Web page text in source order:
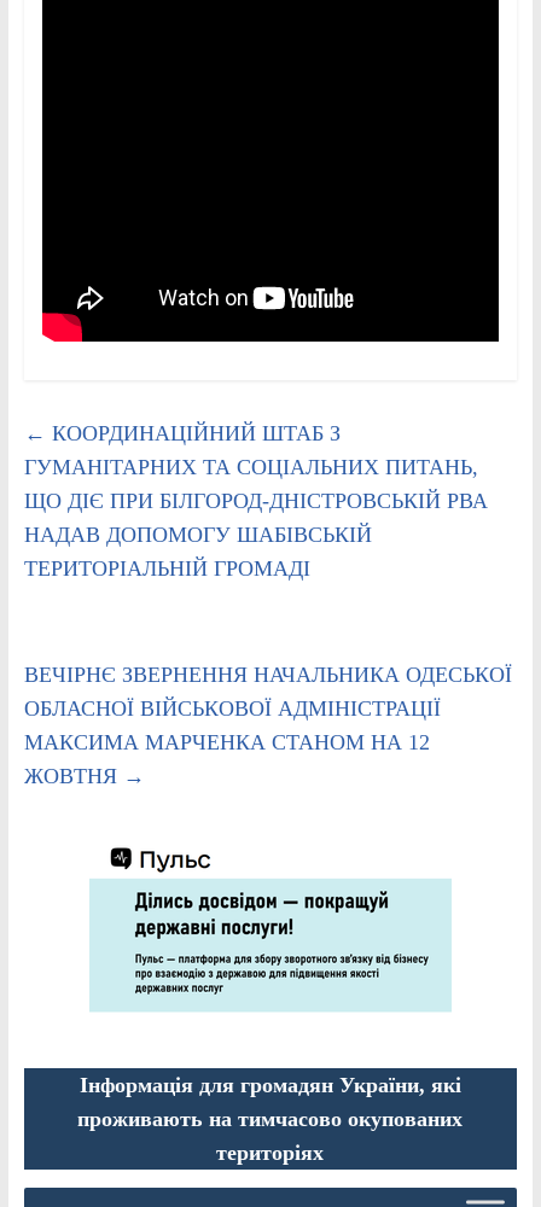
← КООРДИНАЦІЙНИЙ ШТАБ З
ГУМАНІТАРНИХ ТА СОЦІАЛЬНИХ ПИТАНЬ,
ЩО ДІЄ ПРИ БІЛГОРОД-ДНІСТРОВСЬКІЙ РВА
НАДАВ ДОПОМОГУ ШАБІВСЬКІЙ
ТЕРИТОРІАЛЬНІЙ ГРОМАДІ
ВЕЧІРНЄ ЗВЕРНЕННЯ НАЧАЛЬНИКА ОДЕСЬКОЇ
ОБЛАСНОЇ ВІЙСЬКОВОЇ АДМІНІСТРАЦІЇ
МАКСИМА МАРЧЕНКА СТАНОМ НА 12
ЖОВТНЯ →
Інформація для громадян України, які
проживають на тимчасово окупованих
територіях